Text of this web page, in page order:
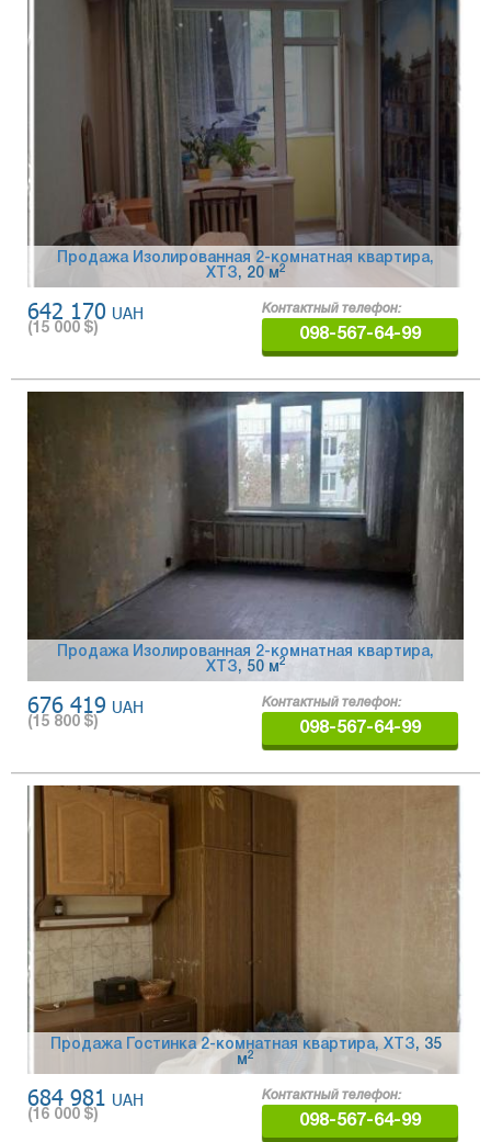
Продажа Изолированная 2-комнатная квартира,
ХТЗ, 20 м2
642 170 UAH
(15 000 $)
Контактный телефон:
098-567-64-99
Продажа Изолированная 2-комнатная квартира,
ХТЗ, 50 м2
676 419 UAH
(15 800 $)
Контактный телефон:
098-567-64-99
Продажа Гостинка 2-комнатная квартира, ХТЗ, 35
м 2
684 981 UAH
(16 000 $)
Контактный телефон:
098-567-64-99